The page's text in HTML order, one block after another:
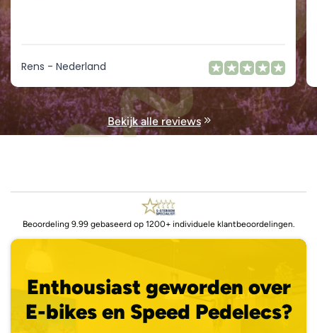
Rens - Nederland
Bekijk alle reviews
Beoordeling 9.99 gebaseerd op 1200+ individuele klantbeoordelingen.
Enthousiast geworden over
E-bikes en Speed Pedelecs?